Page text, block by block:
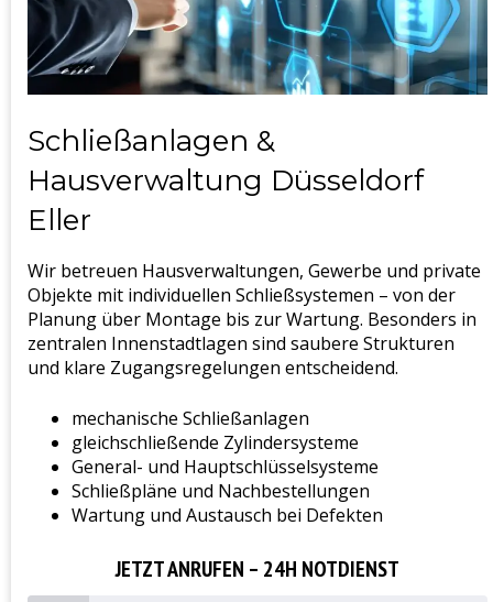
Schließanlagen &
Hausverwaltung Düsseldorf
Eller
Wir betreuen Hausverwaltungen, Gewerbe und private
Objekte mit individuellen Schließsystemen – von der
Planung über Montage bis zur Wartung. Besonders in
zentralen Innenstadtlagen sind saubere Strukturen
und klare Zugangsregelungen entscheidend.
mechanische Schließanlagen
gleichschließende Zylindersysteme
General- und Hauptschlüsselsysteme
Schließpläne und Nachbestellungen
Wartung und Austausch bei Defekten
JETZT ANRUFEN – 24H NOTDIENST